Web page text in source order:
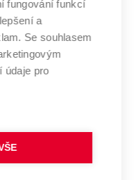
technické
fungování funkcí
a
Se souhlasem
údaje pro